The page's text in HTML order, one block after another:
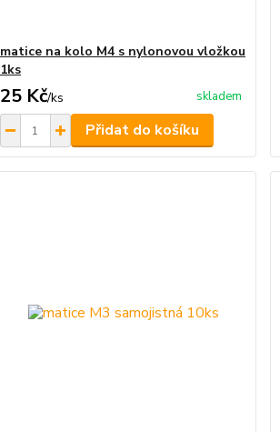
matice na kolo M4 s nylonovou vložkou
1ks
25 Kč/ks skladem
Přidat do košíku